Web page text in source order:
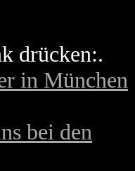
drücken:.
in München
bei den